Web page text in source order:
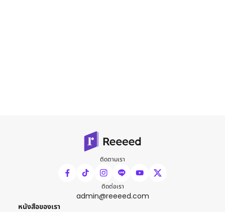
ติดตามเรา
ติดต่อเรา
admin@reeeed.com
หนังสือของเรา